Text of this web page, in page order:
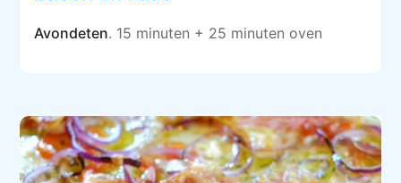
Avondeten. 15 minuten + 25 minuten oven